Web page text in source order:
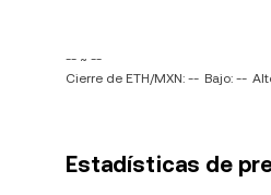
-- ~ --
Cierre de ETH/MXN: -- Bajo: --
Estadísticas de